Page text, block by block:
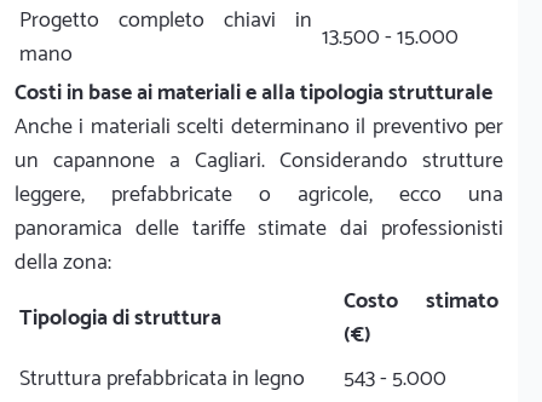
Progetto completo chiavi in
mano
13.500 - 15.000
Costi in base ai materiali e alla tipologia strutturale
Anche i materiali scelti determinano il preventivo per
un capannone a Cagliari. Considerando strutture
leggere, prefabbricate o agricole, ecco una
panoramica delle tariffe stimate dai professionisti
della zona:
Tipologia di struttura
Costo stimato
(€)
Struttura prefabbricata in legno
543 - 5.000